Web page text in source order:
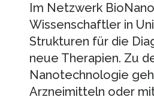
Im Netzwerk
Wissenschaftler in
Strukturen für die
neue Therapien. Zu
Nanotechnologie
Arzneimitteln oder